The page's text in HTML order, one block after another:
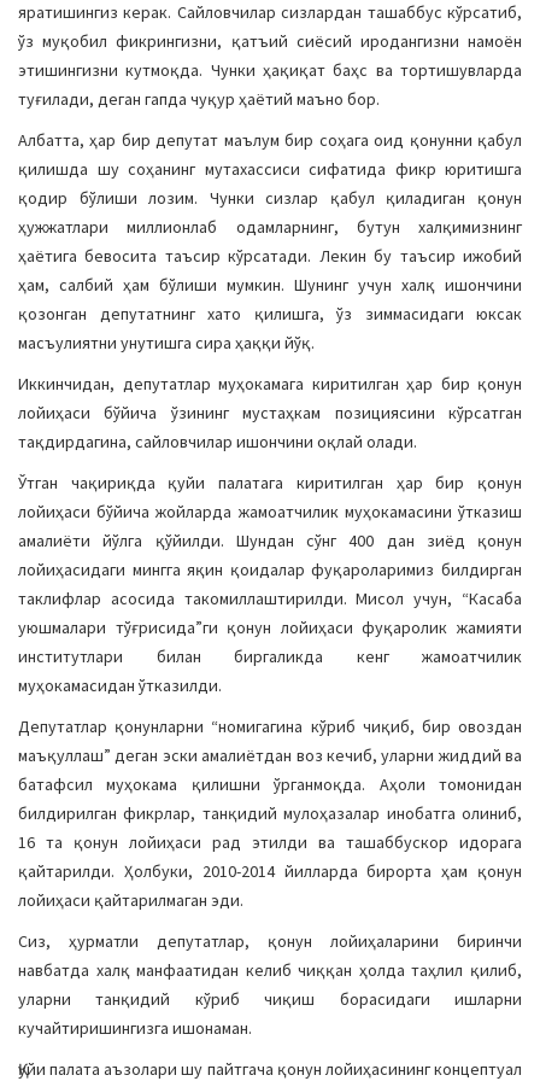
яратишингиз керак. Сайловчилар сизлардан ташаббус кўрсатиб,
ўз муқобил фикрингизни, қатъий сиёсий иродангизни намоён
этишингизни кутмоқда. Чунки ҳақиқат баҳс ва тортишувларда
туғилади, деган гапда чуқур ҳаётий маъно бор.
Албатта, ҳар бир депутат маълум бир соҳага оид қонунни қабул
қилишда шу соҳанинг мутахассиси сифатида фикр юритишга
қодир бўлиши лозим. Чунки сизлар қабул қиладиган қонун
ҳужжатлари миллионлаб одамларнинг, бутун халқимизнинг
ҳаётига бевосита таъсир кўрсатади. Лекин бу таъсир ижобий
ҳам, салбий ҳам бўлиши мумкин. Шунинг учун халқ ишончини
қозонган депутатнинг хато қилишга, ўз зиммасидаги юксак
масъулиятни унутишга сира ҳаққи йўқ.
Иккинчидан, депутатлар муҳокамага киритилган ҳар бир қонун
лойиҳаси бўйича ўзининг мустаҳкам позициясини кўрсатган
тақдирдагина, сайловчилар ишончини оқлай олади.
Ўтган чақириқда қуйи палатага киритилган ҳар бир қонун
лойиҳаси бўйича жойларда жамоатчилик муҳокамасини ўтказиш
амалиёти йўлга қўйилди. Шундан сўнг 400 дан зиёд қонун
лойиҳасидаги мингга яқин қоидалар фуқароларимиз билдирган
таклифлар асосида такомиллаштирилди. Мисол учун, “Касаба
уюшмалари тўғрисида”ги қонун лойиҳаси фуқаролик жамияти
институтлари билан биргаликда кенг жамоатчилик
муҳокамасидан ўтказилди.
Депутатлар қонунларни “номигагина кўриб чиқиб, бир овоздан
маъқуллаш” деган эски амалиётдан воз кечиб, уларни жиддий ва
батафсил муҳокама қилишни ўрганмоқда. Аҳоли томонидан
билдирилган фикрлар, танқидий мулоҳазалар инобатга олиниб,
16 та қонун лойиҳаси рад этилди ва ташаббускор идорага
қайтарилди. Ҳолбуки, 2010-2014 йилларда бирорта ҳам қонун
лойиҳаси қайтарилмаган эди.
Сиз, ҳурматли депутатлар, қонун лойиҳаларини биринчи
навбатда халқ манфаатидан келиб чиққан ҳолда таҳлил қилиб,
уларни танқидий кўриб чиқиш борасидаги ишларни
кучайтиришингизга ишонаман.
Қуйи палата аъзолари шу пайтгача қонун лойиҳасининг концептуал